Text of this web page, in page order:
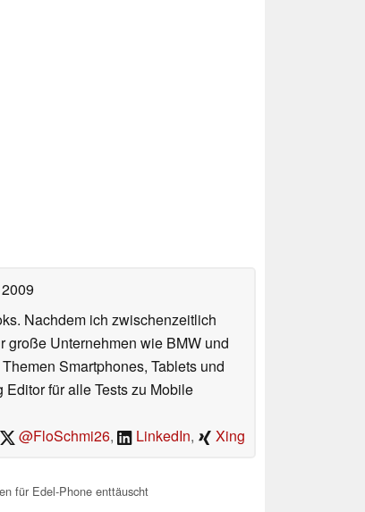
Nachdem ich zwischenzeitlich
Unternehmen wie BMW und
Smartphones, Tablets und
für alle Tests zu Mobile
@FloSchmi26, LinkedIn, Xing
für Edel-Phone enttäuscht